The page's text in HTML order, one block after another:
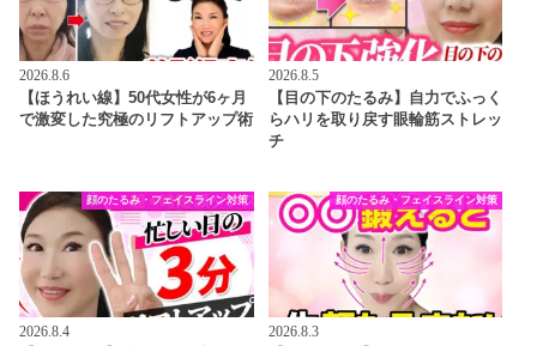
2026.8.6
【ほうれい線】50代女性が6ヶ月
で激変した究極のリフトアップ術
2026.8.5
【目の下のたるみ】自力でふっく
らハリを取り戻す眼輪筋ストレッ
チ
顔のたるみ・フェイスライン対策
2026.8.4
顔のたるみ・フェイスライン対策
2026.8.3